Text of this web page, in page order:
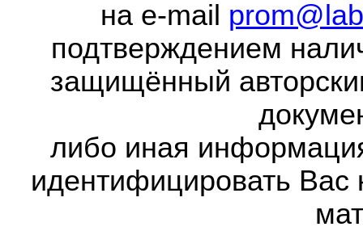
на e-mail
подтверждением
защищённый
либо иная
идентифицировать Вас